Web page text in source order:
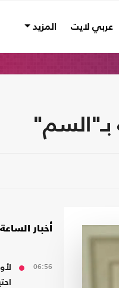
عربي لايت المزيد
بـ"السم"
أخبار الساعة
06:56